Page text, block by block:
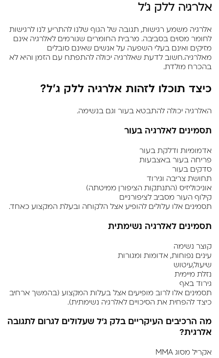
אלרגיה ללק ג'ל
אלרגיה משמע רגישות, תגובה של הגוף שלנו להתריע לנו לרגישות
לחומר מסוים בסביבה. מרבית החומרים שגורמים לאלרגיה אינם
מזיקים ואינם בעלי השפעה על אנשים שאינם סובלים
מאלרגיה.חשוב לדעת שאלרגיה יכולה להתפתח עם הזמן והיא לא
בהכרח מולדת.
כיצד תוכלו לזהות אלרגיה ללק ג'ל?
האלרגיה יכולה להתבטא בעור וגם בנשימה.
תסמינים לאלרגיה בעור
אדמומיות ודלקת בעור
פריחה בעור באצבעות
סדקים בעור
תחושת צריבה וגירוד
אוניכוליזיס (התנתקות הציפורן ממיטתה)
קילוף העור מסביב לציפורניים
תסמינים אלו עלולים להופיע אצל הלקוחה ובעלת המקצוע כאחד.
תסמינים לאלרגיה נשימתית
קוצר נשימה
עינים נפוחות, אדומות ומגורות
שיעול,עיטוש
נזלת מיימית
גירוד באף
תסמינים אלו לרוב מופיעים אצל בעלות המקצוע (בהמשך ארחיב
כיצד להפחית את הסיכויים לאלרגיה נשימתית).
מה הרכיבים העיקריים בלק ג'ל שעלולים לגרום לתגובה
אלרגית?
אקריל מסוג MMA